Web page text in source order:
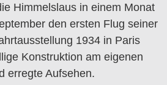
Himmelslaus in einem Monat
den ersten Flug seiner
1934 in Paris
Konstruktion am eigenen
erregte Aufsehen.